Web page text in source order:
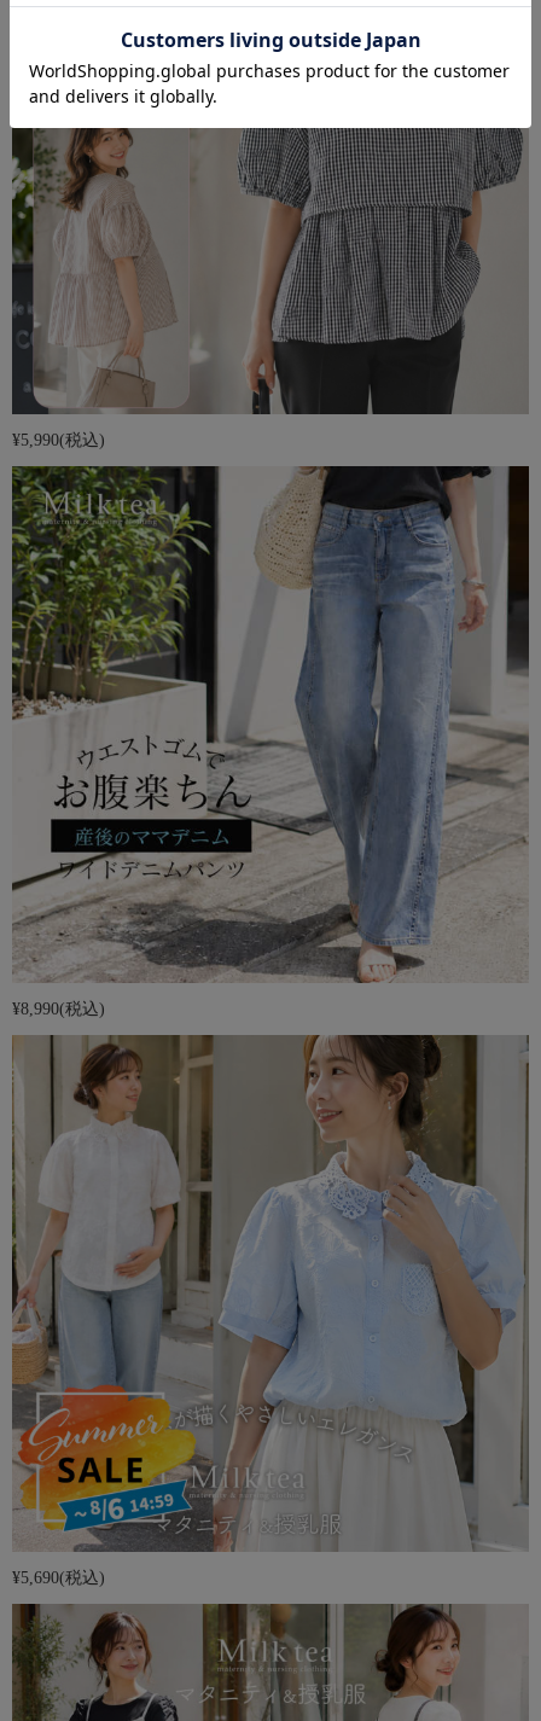
¥5,990(税込)
¥8,990(税込)
¥5,690(税込)